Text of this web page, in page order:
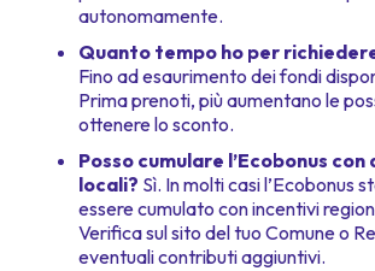
autonomamente.
Quanto tempo ho per
Fino ad esaurimento dei fondi
Prima prenoti, più aumentano le
ottenere lo sconto.
Posso cumulare l’Ecobonus
locali? Sì. In molti casi l’Ecobonus
essere cumulato con incentivi
Verifica sul sito del tuo Comune o
eventuali contributi aggiuntivi.